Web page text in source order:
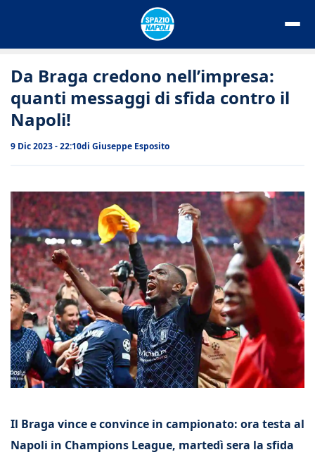
Da Braga credono nell’impresa:
quanti messaggi di sfida contro il
Napoli!
9 Dic 2023 - 22:10di Giuseppe Esposito
Il Braga vince e convince in campionato: ora testa al
Napoli in Champions League, martedì sera la sfida